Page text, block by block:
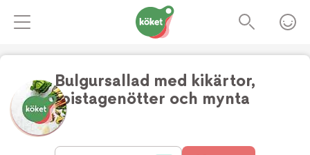
Bulgursallad med kikärtor,
pistagenötter och mynta